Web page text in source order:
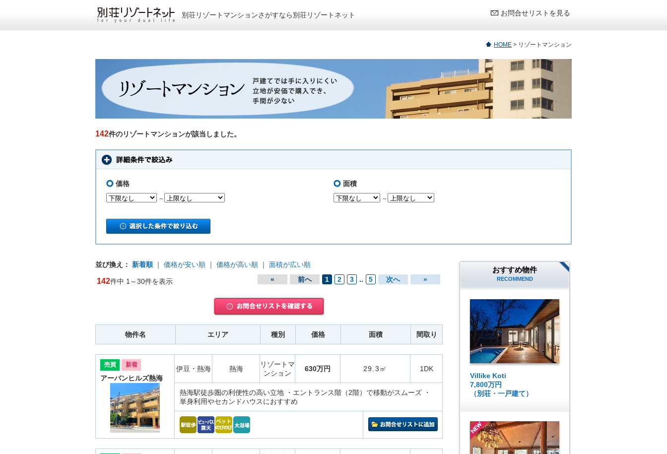
別荘リゾートマンションさがすなら別荘リゾートネット お問合せリストを見る
HOME > リゾートマンション
142件のリゾートマンションが該当しました。
価格
～
面積
～
並び換え： 新着順 ｜ 価格が安い順 ｜ 価格が高い順 ｜ 面積が広い順
142件中 1～30件を表示 « 前へ 1 2 3 .. 5 次へ »
物件名 エリア 種別 価格 面積 間取り
売買 新着
アーバンヒルズ熱海
伊豆・熱海 熱海
リゾートマ
ンション
630万円 29.3㎡ 1DK
熱海駅徒歩圏の利便性の高い立地 ・エントランス階（2階）で移動がスムーズ ・
単身利用やセカンドハウスにおすすめ
おすすめ物件
RECOMMEND
Villike Koti
7,800万円
（別荘・一戸建て）